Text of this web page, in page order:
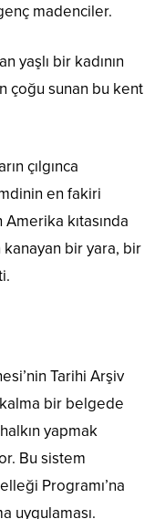
madenciler.
yaşlı bir kadının
çoğu sunan bu kent
çılgınca
en fakiri
kıtasında
bir yara, bir
Tarihi Arşiv
kalma bir belgede
yapmak
Bu sistem
Programı’na
uygulaması.